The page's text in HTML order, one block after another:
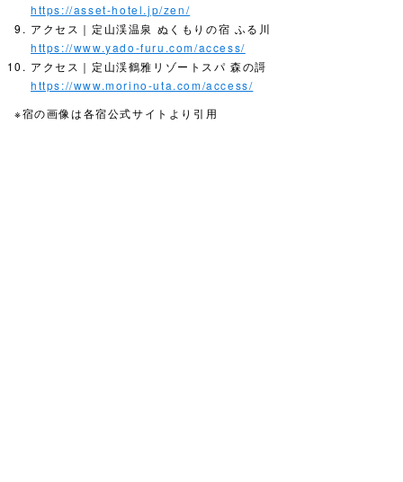
https://asset-hotel.jp/zen/
アクセス｜定山渓温泉 ぬくもりの宿 ふる川
https://www.yado-furu.com/access/
アクセス｜定山渓鶴雅リゾートスパ 森の謌
https://www.morino-uta.com/access/
※宿の画像は各宿公式サイトより引用